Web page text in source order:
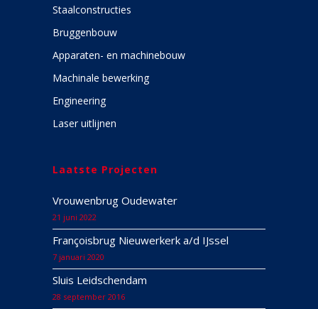
Staalconstructies
Bruggenbouw
Apparaten- en machinebouw
Machinale bewerking
Engineering
Laser uitlijnen
Laatste Projecten
Vrouwenbrug Oudewater
21 juni 2022
Françoisbrug Nieuwerkerk a/d IJssel
7 januari 2020
Sluis Leidschendam
28 september 2016